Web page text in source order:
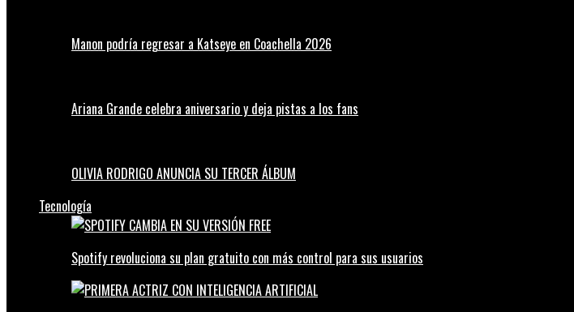
Manon podría regresar a Katseye en Coachella 2026
Ariana Grande celebra aniversario y deja pistas a los fans
OLIVIA RODRIGO ANUNCIA SU TERCER ÁLBUM
Tecnología
Spotify revoluciona su plan gratuito con más control para sus usuarios